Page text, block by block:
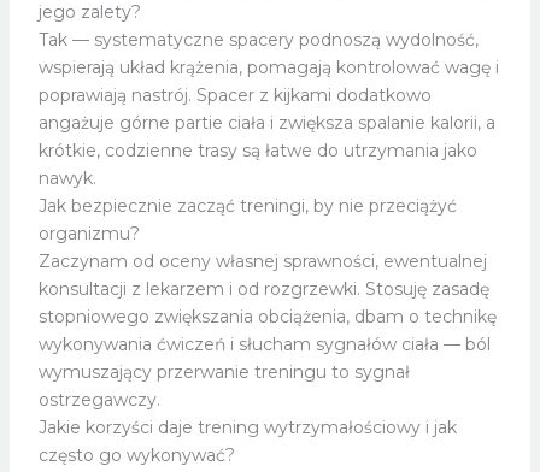
jego zalety?
Tak — systematyczne spacery podnoszą wydolność,
wspierają układ krążenia, pomagają kontrolować wagę i
poprawiają nastrój. Spacer z kijkami dodatkowo
angażuje górne partie ciała i zwiększa spalanie kalorii, a
krótkie, codzienne trasy są łatwe do utrzymania jako
nawyk.
Jak bezpiecznie zacząć treningi, by nie przeciążyć
organizmu?
Zaczynam od oceny własnej sprawności, ewentualnej
konsultacji z lekarzem i od rozgrzewki. Stosuję zasadę
stopniowego zwiększania obciążenia, dbam o technikę
wykonywania ćwiczeń i słucham sygnałów ciała — ból
wymuszający przerwanie treningu to sygnał
ostrzegawczy.
Jakie korzyści daje trening wytrzymałościowy i jak
często go wykonywać?